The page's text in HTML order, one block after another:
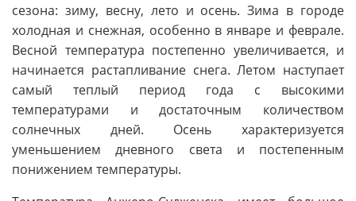
сезона: зиму, весну, лето и осень. Зима в городе
холодная и снежная, особенно в январе и феврале.
Весной температура постепенно увеличивается, и
начинается растапливание снега. Летом наступает
самый теплый период года с высокими
температурами и достаточным количеством
солнечных дней. Осень характеризуется
уменьшением дневного света и постепенным
понижением температуры.